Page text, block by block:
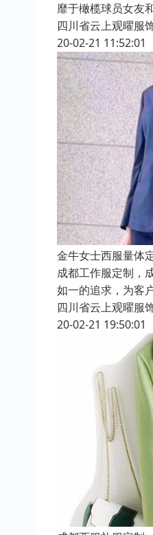
靡于橄榄球员女友
四川省云上观曜服
20-02-21 11:52:01
金牛女士西服量体
成都工作服定制，
如一的追求，为客
四川省云上观曜服
20-02-21 19:50:01